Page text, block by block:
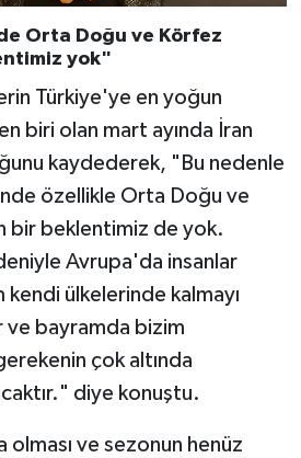
Orta Doğu ve Körfez
yok"
Türkiye'ye en yoğun
biri olan mart ayında İran
kaydederek, "Bu nedenle
özellikle Orta Doğu ve
bir beklentimiz de yok.
Avrupa'da insanlar
ülkelerinde kalmayı
bayramda bizim
çok altında
diye konuştu.
olması ve sezonun henüz